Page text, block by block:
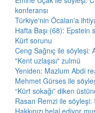
konferansı
Türkiye'nin Öcalan'a
Hafta Başı (68): Epstein
Kürt sorunu
Ceng Sağnıç ile söyleşi:
"Kent uzlaşısı" zulmü
Yeniden: Mazlum Abdi
Mehmet Gürses ile
“Kürt sokağı” diken
Rasan Remzi ile
Hakkınızı helal ediyor